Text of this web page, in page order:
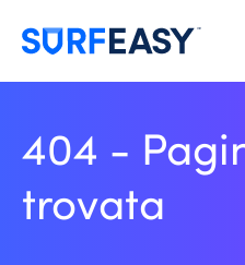
404 -
trovata